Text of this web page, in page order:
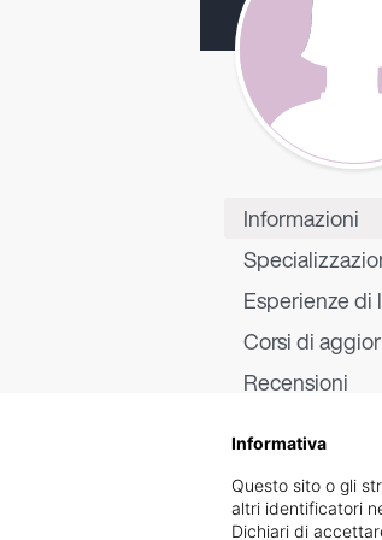
Informazioni
Esperienze di
Corsi di
Recensioni
Informativa
Questo sito o gli
altri identificatori
Dichiari di